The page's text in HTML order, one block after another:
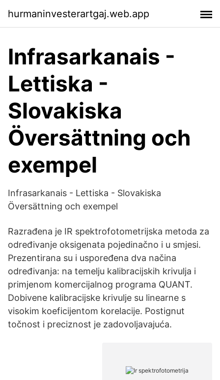
hurmaninvesterartgaj.web.app
Infrasarkanais -
Lettiska -
Slovakiska
Översättning och
exempel
Infrasarkanais - Lettiska - Slovakiska
Översättning och exempel
Razrađena je IR spektrofotometrijska metoda za
određivanje oksigenata pojedinačno i u smjesi.
Prezentirana su i uspoređena dva načina
određivanja: na temelju kalibracijskih krivulja i
primjenom komercijalnog programa QUANT.
Dobivene kalibracijske krivulje su linearne s
visokim koeficijentom korelacije. Postignut
točnost i preciznost je zadovoljavajuća.